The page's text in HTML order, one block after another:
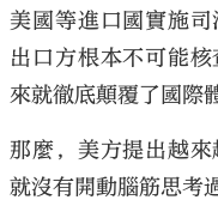
美國等進口國實施
出口方根本不可能
來就徹底顛覆了國際
那麼，美方提出越
就沒有開動腦筋思考